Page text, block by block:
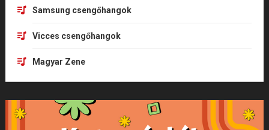
Samsung csengőhangok
Vicces csengőhangok
Magyar Zene